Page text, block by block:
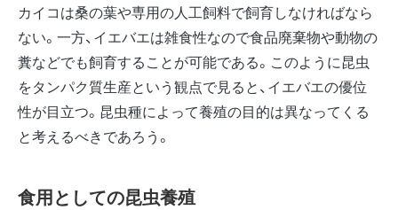
カイコは桑の葉や専用の人工飼料で飼育しなければなら
ない。一方、イエバエは雑食性なので食品廃棄物や動物の
糞などでも飼育することが可能である。このように昆虫
をタンパク質生産という観点で見ると、イエバエの優位
性が目立つ。昆虫種によって養殖の目的は異なってくる
と考えるべきであろう。
食用としての昆虫養殖